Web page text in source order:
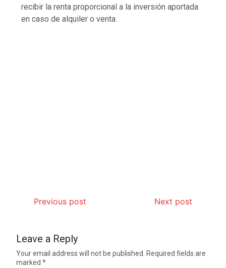
recibir la renta proporcional a la inversión aportada
en caso de alquiler o venta.
Previous post Next post
Leave a Reply
Your email address will not be published.
Required fields are
marked*